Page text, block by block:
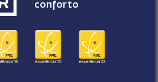
conforto